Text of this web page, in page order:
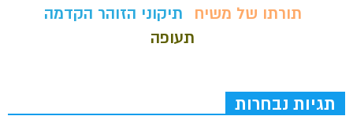
תורתו של משיח
תיקוני הזוהר הקדמה
תעופה
תגיות נבחרות